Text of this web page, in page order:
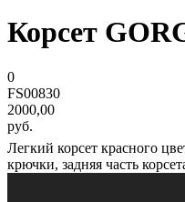
Корсет
0
FS00830
2000,00
руб.
Легкий корсет красного
крючки, задняя часть